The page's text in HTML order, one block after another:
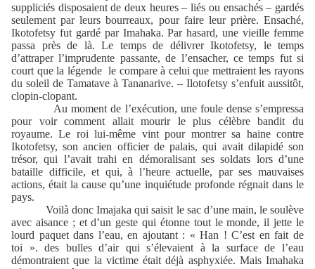
suppliciés disposaient de deux heures – liés ou ensachés – gardés
seulement par leurs bourreaux, pour faire leur prière. Ensaché,
Ikotofetsy fut gardé par Imahaka. Par hasard, une vieille femme
passa près de là. Le temps de délivrer Ikotofetsy, le temps
d’attraper l’imprudente passante, de l’ensacher, ce temps fut si
court que la légende le compare à celui que mettraient les rayons
du soleil de Tamatave à Tananarive. – Ilotofetsy s’enfuit aussitôt,
clopin-clopant.
Au moment de l’exécution, une foule dense s’empressa
pour voir comment allait mourir le plus célèbre bandit du
royaume. Le roi lui-même vint pour montrer sa haine contre
Ikotofetsy, son ancien officier de palais, qui avait dilapidé son
trésor, qui l’avait trahi en démoralisant ses soldats lors d’une
bataille difficile, et qui, à l’heure actuelle, par ses mauvaises
actions, était la cause qu’une inquiétude profonde régnait dans le
pays.
Voilà donc Imajaka qui saisit le sac d’une main, le soulève
avec aisance ; et d’un geste qui étonne tout le monde, il jette le
lourd paquet dans l’eau, en ajoutant : « Han ! C’est en fait de
toi ». des bulles d’air qui s’élevaient à la surface de l’eau
démontraient que la victime était déjà asphyxiée. Mais Imahaka